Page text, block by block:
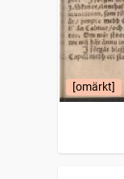
[omärkt]